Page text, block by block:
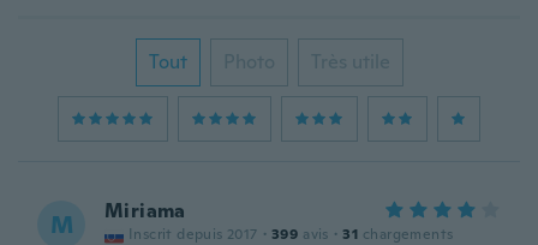
Tout Photo Très utile
M Miriama
Inscrit depuis 2017 · 399 avis · 31 chargements